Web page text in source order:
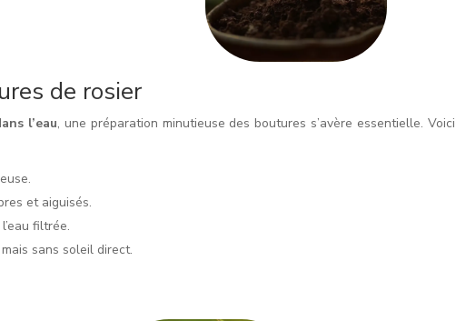
de rosier
l’eau, une préparation minutieuse des boutures s’avère essentielle. Voici
et aiguisés.
filtrée.
sans soleil direct.